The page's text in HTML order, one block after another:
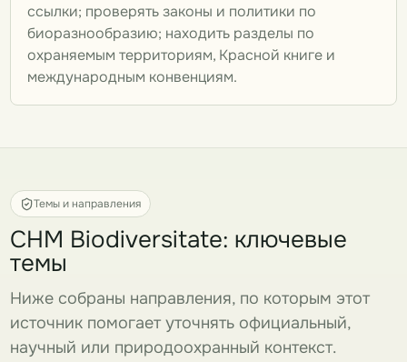
ссылки; проверять законы и политики по
биоразнообразию; находить разделы по
охраняемым территориям, Красной книге и
международным конвенциям.
Темы и направления
CHM Biodiversitate: ключевые
темы
Ниже собраны направления, по которым этот
источник помогает уточнять официальный,
научный или природоохранный контекст.